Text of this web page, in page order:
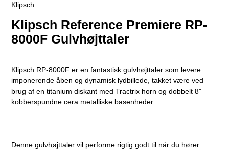
Klipsch
Klipsch Reference Premiere RP-
8000F Gulvhøjttaler
Klipsch RP-8000F er en fantastisk gulvhøjttaler som levere
imponerende åben og dynamisk lydbillede, takket være ved
brug af en titanium diskant med Tractrix horn og dobbelt 8"
kobberspundne cera metalliske basenheder.
Denne gulvhøjttaler vil performe rigtig godt til når du hører